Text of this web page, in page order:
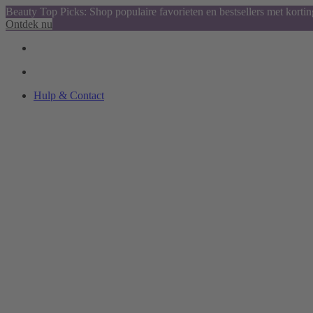
Beauty Top Picks: Shop populaire favorieten en bestsellers met
Ontdek nu
Hulp & Contact